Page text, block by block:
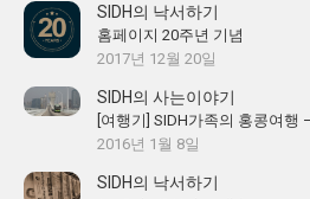
SIDH의 낙서하기
홈페이지 20주년 기념
2017년 12월 20일
SIDH의 사는이야기
[여행기] SIDH가족의 홍콩여행
2016년 1월 8일
SIDH의 낙서하기